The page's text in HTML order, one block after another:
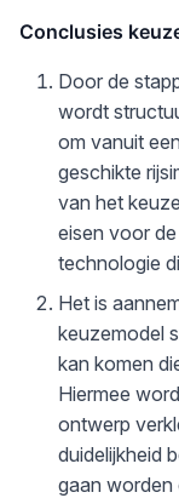
Conclusies
Door de
wordt
om vanuit
geschikte
van het
eisen voor
technologie
Het is
keuzemodel
kan komen
Hiermee
ontwerp
duidelijkheid
gaan worden